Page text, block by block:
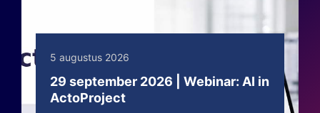
5 augustus 2026
29 september 2026 | Webinar: AI in
ActoProject